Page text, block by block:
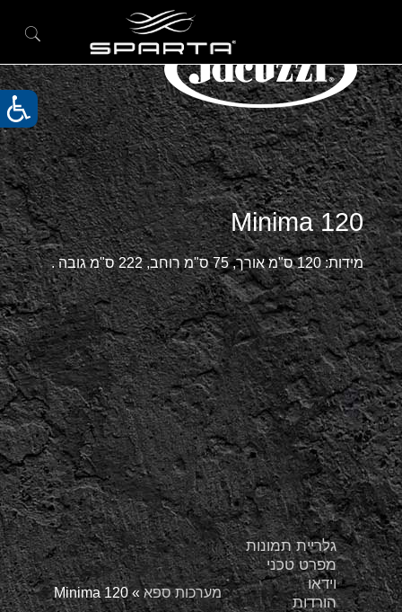
מערכות ספא»
Minima 120
Minima 120
מידות: 120 ס"מ אורך, 75 ס"מ רוחב, 222 ס"מ גובה .
גלריית תמונות
מפרט טכני
וידאו
הורדות